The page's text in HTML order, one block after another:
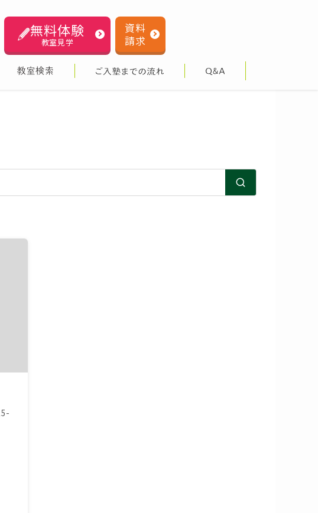
無料体験
教室見学
資料
請求